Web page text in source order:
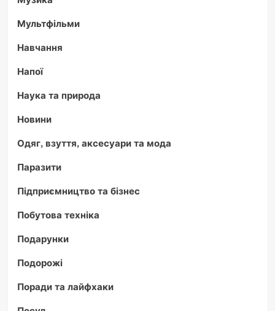
Мультфільми
Навчання
Напої
Наука та природа
Новини
Одяг, взуття, аксесуари та мода
Паразити
Підприємництво та бізнес
Побутова техніка
Подарунки
Подорожі
Поради та лайфхаки